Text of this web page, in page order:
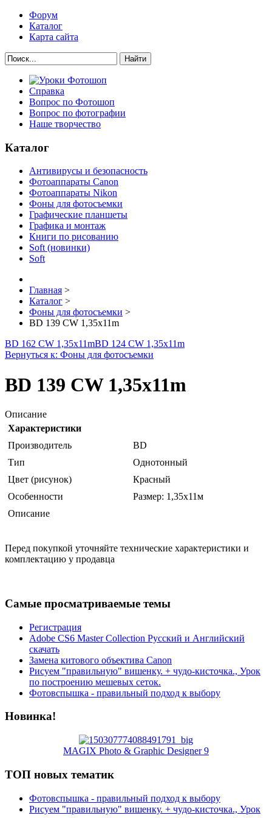
Форум
Каталог
Карта сайта
Найти
Справка
Вопрос по Фотошоп
Вопрос по фотографии
Наше творчество
Каталог
Антивирусы и безопасность
Фотоаппараты Canon
Фотоаппараты Nikon
Фоны для фотосъемки
Графические планшеты
Графика и монтаж
Книги по рисованию
Soft (новинки)
Soft
Главная >
Каталог >
Фоны для фотосъемки >
BD 139 CW 1,35х11m
BD 162 CW 1,35х11mBD 124 CW 1,35х11m
Вернуться к: Фоны для фотосъемки
BD 139 CW 1,35х11m
Описание
Характеристики
Производитель
BD
Тип
Однотонный
Цвет (рисунок)
Красный
Особенности
Размер: 1,35х11м
Описание
Перед покупкой уточняйте технические характеристики и
комплектацию у продавца
Самые просматриваемые темы
Регистрация
Adobe CS6 Master Collection Русский и Английский
скачать
Замена китового объектива Canon
Рисуем "правильную" вишенку. + чудо-кисточка., Урок
по построению мешевых сеток.
Фотовспышка - правильный подход к выбору
Новинка!
MAGIX Photo & Graphic Designer 9
ТОП новых тематик
Фотовспышка - правильный подход к выбору
Рисуем "правильную" вишенку. + чудо-кисточка., Урок